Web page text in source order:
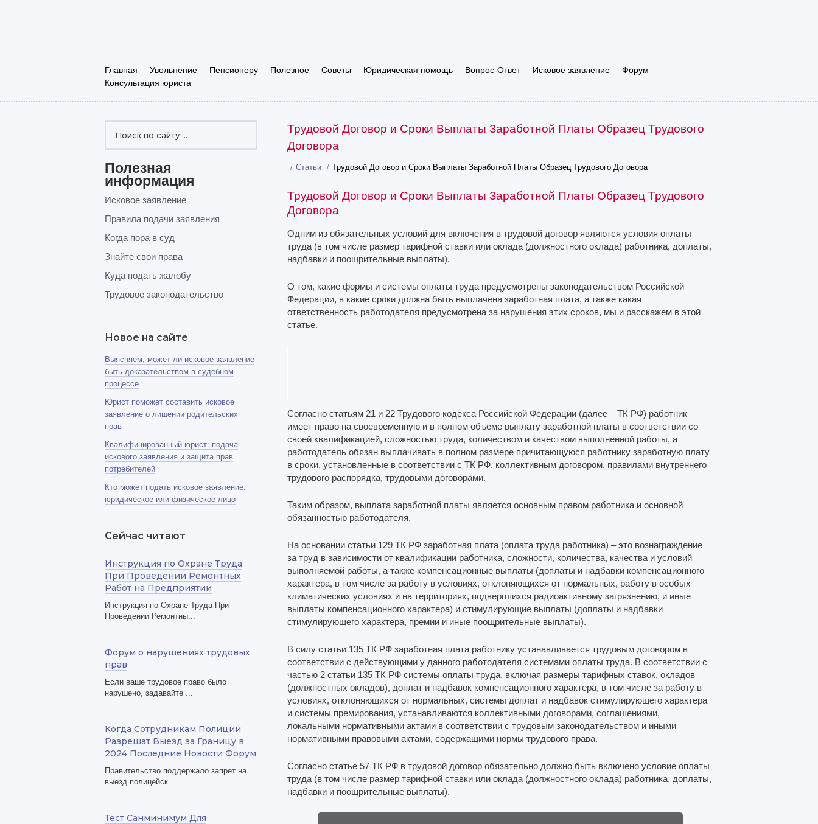
Главная Увольнение Пенсионеру Полезное Советы Юридическая помощь Вопрос-Ответ Исковое заявление
Форум
Консультация юриста
Трудовой Договор и Сроки Выплаты Заработной Платы Образец Трудового
Договора
/ Статьи / Трудовой Договор и Сроки Выплаты Заработной Платы Образец Трудового Договора
Трудовой Договор и Сроки Выплаты Заработной Платы Образец Трудового
Договора
Одним из обязательных условий для включения в трудовой договор являются условия оплаты
труда (в том числе размер тарифной ставки или оклада (должностного оклада) работника, доплаты,
надбавки и поощрительные выплаты).
О том, какие формы и системы оплаты труда предусмотрены законодательством Российской
Федерации, в какие сроки должна быть выплачена заработная плата, а также какая
ответственность работодателя предусмотрена за нарушения этих сроков, мы и расскажем в этой
статье.
Согласно статьям 21 и 22 Трудового кодекса Российской Федерации (далее – ТК РФ) работник
имеет право на своевременную и в полном объеме выплату заработной платы в соответствии со
своей квалификацией, сложностью труда, количеством и качеством выполненной работы, а
работодатель обязан выплачивать в полном размере причитающуюся работнику заработную плату
в сроки, установленные в соответствии с ТК РФ, коллективным договором, правилами внутреннего
трудового распорядка, трудовыми договорами.
Таким образом, выплата заработной платы является основным правом работника и основной
обязанностью работодателя.
На основании статьи 129 ТК РФ заработная плата (оплата труда работника) – это вознаграждение
за труд в зависимости от квалификации работника, сложности, количества, качества и условий
выполняемой работы, а также компенсационные выплаты (доплаты и надбавки компенсационного
характера, в том числе за работу в условиях, отклоняющихся от нормальных, работу в особых
климатических условиях и на территориях, подвергшихся радиоактивному загрязнению, и иные
выплаты компенсационного характера) и стимулирующие выплаты (доплаты и надбавки
стимулирующего характера, премии и иные поощрительные выплаты).
В силу статьи 135 ТК РФ заработная плата работнику устанавливается трудовым договором в
соответствии с действующими у данного работодателя системами оплаты труда. В соответствии с
частью 2 статьи 135 ТК РФ системы оплаты труда, включая размеры тарифных ставок, окладов
(должностных окладов), доплат и надбавок компенсационного характера, в том числе за работу в
условиях, отклоняющихся от нормальных, системы доплат и надбавок стимулирующего характера
и системы премирования, устанавливаются коллективными договорами, соглашениями,
локальными нормативными актами в соответствии с трудовым законодательством и иными
нормативными правовыми актами, содержащими нормы трудового права.
Согласно статье 57 ТК РФ в трудовой договор обязательно должно быть включено условие оплаты
труда (в том числе размер тарифной ставки или оклада (должностного оклада) работника, доплаты,
надбавки и поощрительные выплаты).
Полезная
информация
Исковое заявление
Правила подачи заявления
Когда пора в суд
Знайте свои права
Куда подать жалобу
Трудовое законодательство
Новое на сайте
Выясняем, может ли исковое заявление
быть доказательством в судебном
процессе
Юрист поможет составить исковое
заявление о лишении родительских
прав
Квалифицированный юрист: подача
искового заявления и защита прав
потребителей
Кто может подать исковое заявление:
юридическое или физическое лицо
Сейчас читают
Инструкция по Охране Труда
При Проведении Ремонтных
Работ на Предприятии
Инструкция по Охране Труда При
Проведении Ремонтны...
Форум о нарушениях трудовых
прав
Если ваше трудовое право было
нарушено, задавайте ...
Когда Сотрудникам Полиции
Разрешат Выезд за Границу в
2024 Последние Новости Форум
Правительство поддержало запрет на
выезд полицейск...
Тест Санминимум Для